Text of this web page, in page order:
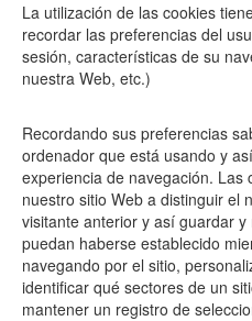
La utilización de las cookies
recordar las preferencias del
sesión, características de su
nuestra Web, etc.)
Recordando sus preferencias
ordenador que está usando y
experiencia de navegación. Las
nuestro sitio Web a distinguir el
visitante anterior y así guardar
puedan haberse establecido
navegando por el sitio,
identificar qué sectores de un
mantener un registro de